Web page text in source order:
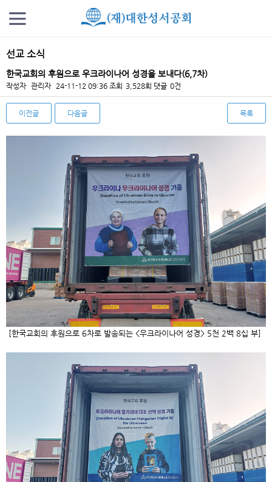
선교 소식
한국교회의 후원으로 우크라이나어 성경을 보내다(6,7차)
작성자 관리자 24-11-12 09:36 조회 3,528회 댓글 0건
이전글 다음글 목록
[한국교회의 후원으로 6차로 발송되는 <우크라이나어 성경> 5천 2백 8십 부]